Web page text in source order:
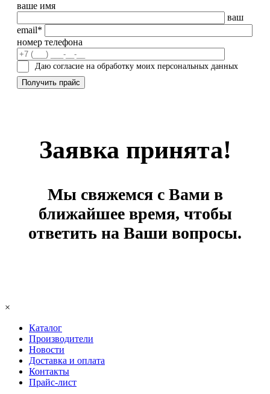
ваше имя
ваш
email*
номер телефона
Даю согласие на обработку моих персональных данных
Заявка принята!
Мы свяжемся с Вами в
ближайшее время, чтобы
ответить на Ваши вопросы.
×
Каталог
Производители
Новости
Доставка и оплата
Контакты
Прайс-лист